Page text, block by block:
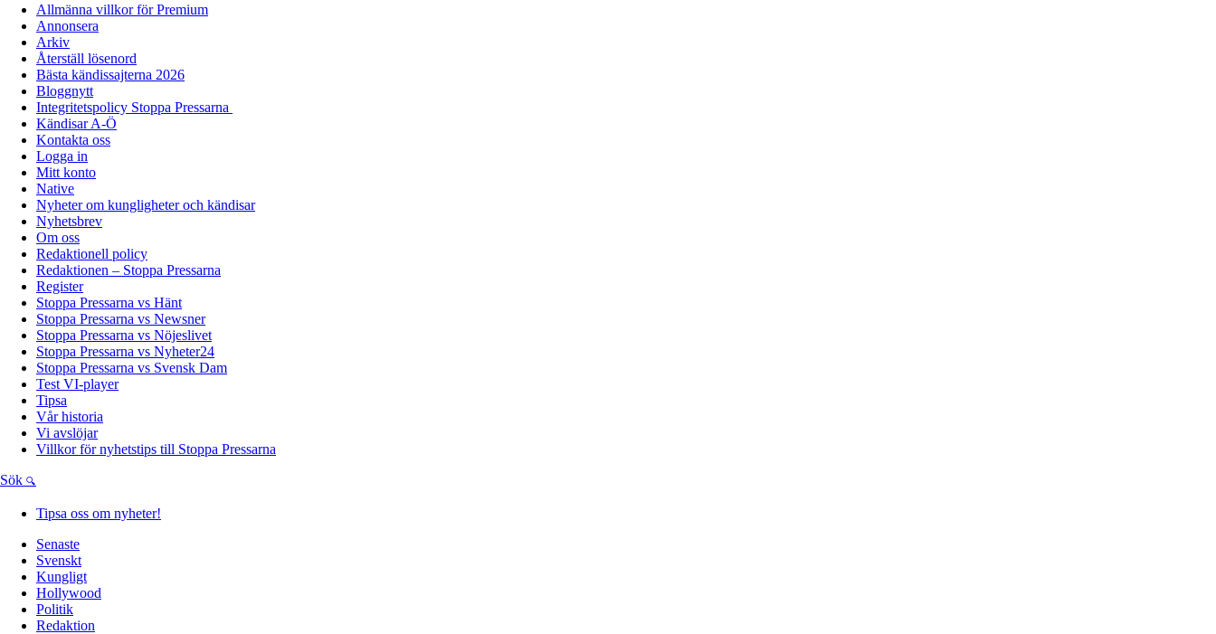
Allmänna villkor för Premium
Annonsera
Arkiv
Återställ lösenord
Bästa kändissajterna 2026
Bloggnytt
Integritetspolicy Stoppa Pressarna
Kändisar A-Ö
Kontakta oss
Logga in
Mitt konto
Native
Nyheter om kungligheter och kändisar
Nyhetsbrev
Om oss
Redaktionell policy
Redaktionen – Stoppa Pressarna
Register
Stoppa Pressarna vs Hänt
Stoppa Pressarna vs Newsner
Stoppa Pressarna vs Nöjeslivet
Stoppa Pressarna vs Nyheter24
Stoppa Pressarna vs Svensk Dam
Test VI-player
Tipsa
Vår historia
Vi avslöjar
Villkor för nyhetstips till Stoppa Pressarna
Sök
Tipsa oss om nyheter!
Senaste
Svenskt
Kungligt
Hollywood
Politik
Redaktion